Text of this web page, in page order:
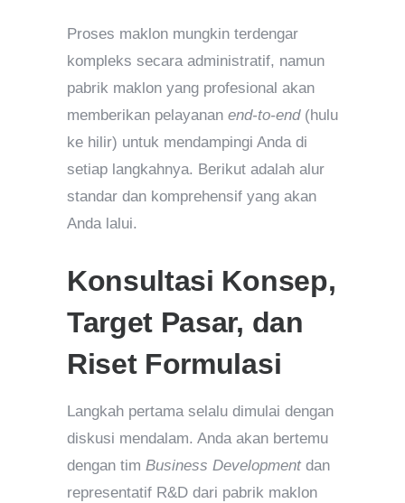
Proses maklon mungkin terdengar
kompleks secara administratif, namun
pabrik maklon yang profesional akan
memberikan pelayanan end-to-end(hulu
ke hilir) untuk mendampingi Anda di
setiap langkahnya. Berikut adalah alur
standar dan komprehensif yang akan
Anda lalui.
Konsultasi Konsep,
Target Pasar, dan
Riset Formulasi
Langkah pertama selalu dimulai dengan
diskusi mendalam. Anda akan bertemu
dengan tim Business Developmentdan
representatif R&D dari pabrik maklon